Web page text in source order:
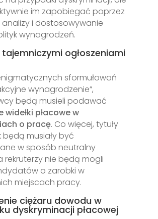
im zapobiegać poprzez
i dostosowywanie
wynagrodzeń.
tajemniczymi ogłoszeniami
sformułowań
wynagrodzenie”,
będą musieli podawać
widełki płacowe w
o pracę. Co więcej, tytuły
będą musiały być
w sposób neutralny
rekruterzy nie będą mogli
o zarobki w
miejscach pracy.
ciężaru dowodu w
dyskryminacji płacowej